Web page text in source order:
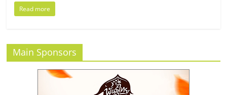
แฟ
รน
ไชส์,
Read more
Main Sponsors